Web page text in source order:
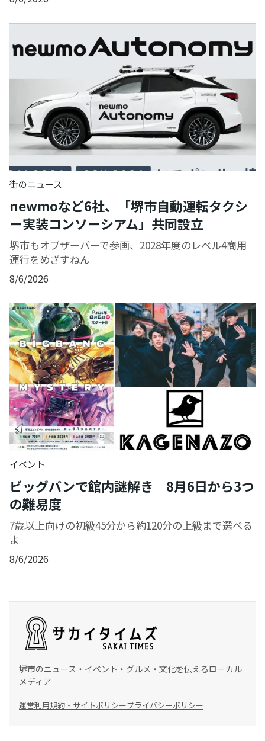
街のニュース
newmoなど6社、「堺市自動運転タクシ
ー実装コンソーシアム」共同設立
堺市もオブザーバーで参画、2028年度のレベル4商用
運行をめざすねん
8/6/2026
イベント
ビッグバンで館内謎解き 8月6日から3つ
の難易度
7歳以上向けの初級45分から約120分の上級まで選べる
よ
8/6/2026
堺市のニュース・イベント・グルメ・文化を伝えるローカル
メディア
運営利用規約・サイトポリシープライバシーポリシー